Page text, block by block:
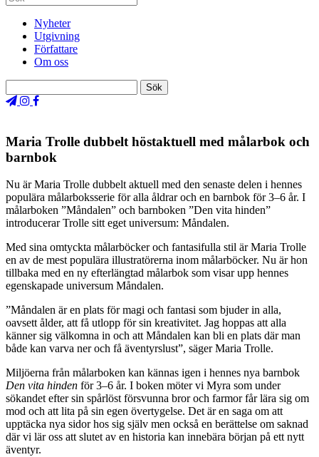
Nyheter
Utgivning
Författare
Om oss
Maria Trolle dubbelt höstaktuell med målarbok och
barnbok
Nu är Maria Trolle dubbelt aktuell med den senaste delen i hennes
populära målarboksserie för alla åldrar och en barnbok för 3–6 år. I
målarboken ”Måndalen” och barnboken ”Den vita hinden”
introducerar Trolle sitt eget universum: Måndalen.
Med sina omtyckta målarböcker och fantasifulla stil är Maria Trolle
en av de mest populära illustratörerna inom målarböcker. Nu är hon
tillbaka med en ny efterlängtad målarbok som visar upp hennes
egenskapade universum Måndalen.
”Måndalen är en plats för magi och fantasi som bjuder in alla,
oavsett ålder, att få utlopp för sin kreativitet. Jag hoppas att alla
känner sig välkomna in och att Måndalen kan bli en plats där man
både kan varva ner och få äventyrslust”, säger Maria Trolle.
Miljöerna från målarboken kan kännas igen i hennes nya barnbok
Den vita hinden för 3–6 år. I boken möter vi Myra som under
sökandet efter sin spårlöst försvunna bror och farmor får lära sig om
mod och att lita på sin egen övertygelse. Det är en saga om att
upptäcka nya sidor hos sig själv men också en berättelse om saknad
där vi lär oss att slutet av en historia kan innebära början på ett nytt
äventyr.